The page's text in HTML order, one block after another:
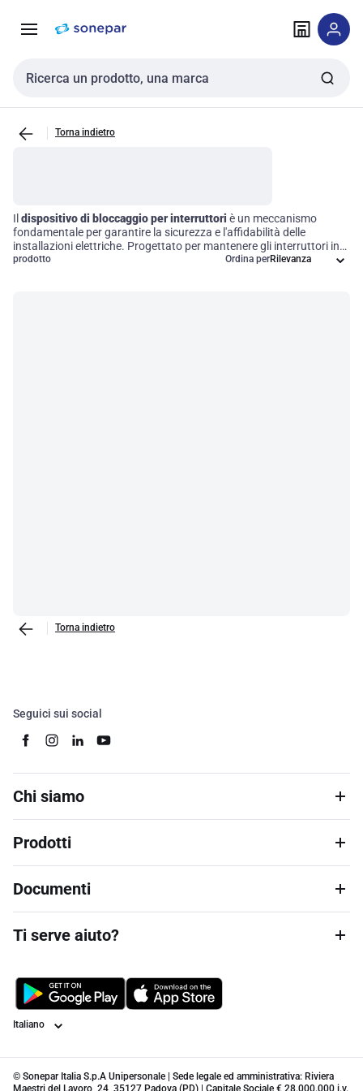
navigazione alla
Cerca input
Torna indietro
Il dispositivo di bloccaggio per interruttori è un meccanismo
fondamentale per garantire la sicurezza e l'affidabilità delle
installazioni elettriche. Progettato per mantenere gli interruttori in
una posizione fissa, questo strumento previene attivazioni
prodotto Ordina per
Torna indietro
Seguici sui social
Chi siamo
Prodotti
Documenti
Ti serve aiuto?
Lingua
© Sonepar Italia S.p.A Unipersonale | Sede legale ed amministrativa: Riviera
Maestri del Lavoro, 24, 35127 Padova (PD) | Capitale Sociale € 28.000.000 i.v.